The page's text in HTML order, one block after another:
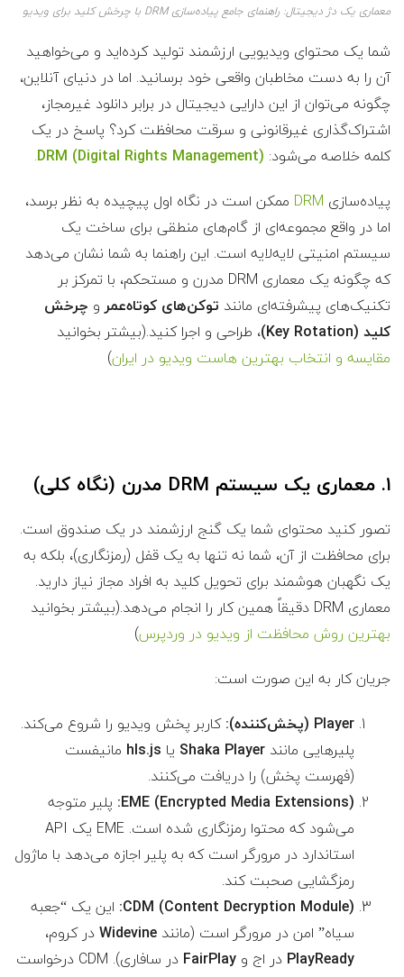
معماری یک دژ دیجیتال: راهنمای جامع پیاده‌سازی DRM با چرخش کلید برای ویدیو
شما یک محتوای ویدیویی ارزشمند تولید کرده‌اید و می‌خواهید
آن را به دست مخاطبان واقعی خود برسانید. اما در دنیای آنلاین،
چگونه می‌توان از این دارایی دیجیتال در برابر دانلود غیرمجاز،
اشتراک‌گذاری غیرقانونی و سرقت محافظت کرد؟ پاسخ در یک
کلمه خلاصه می‌شود: DRM (Digital Rights Management)
.
پیاده‌سازی DRM ممکن است در نگاه اول پیچیده به نظر برسد،
اما در واقع مجموعه‌ای از گام‌های منطقی برای ساخت یک
سیستم امنیتی لایه‌لایه است. این راهنما به شما نشان می‌دهد
که چگونه یک معماری DRM مدرن و مستحکم، با تمرکز بر
تکنیک‌های پیشرفته‌ای مانند توکن‌های کوتاه‌عمرو چرخش
کلید (Key Rotation)
، طراحی و اجرا کنید.(بیشتر بخوانید
مقایسه و انتخاب بهترین هاست‌ ویدیو در ایران)
۱. معماری یک سیستم DRM مدرن (نگاه کلی)
تصور کنید محتوای شما یک گنج ارزشمند در یک صندوق است.
برای محافظت از آن، شما نه تنها به یک قفل (رمزنگاری)، بلکه به
یک نگهبان هوشمند برای تحویل کلید به افراد مجاز نیاز دارید.
معماری DRM دقیقاً همین کار را انجام می‌دهد.(بیشتر بخوانید
بهترین روش محافظت از ویدیو در وردپرس)
جریان کار به این صورت است:
Player (پخش‌کننده):
کاربر پخش ویدیو را شروع می‌کند.
پلیرهایی مانند Shaka Player یا hls.js مانیفست
(فهرست پخش) را دریافت می‌کنند.
EME (Encrypted Media Extensions): پلیر متوجه
می‌شود که محتوا رمزنگاری شده است. EME یک API
استاندارد در مرورگر است که به پلیر اجازه می‌دهد با ماژول
رمزگشایی صحبت کند.
CDM (Content Decryption Module): این یک “جعبه
سیاه” امن در مرورگر است (مانند Widevineدر کروم،
PlayReady در اج و FairPlay
در سافاری). CDM درخواست